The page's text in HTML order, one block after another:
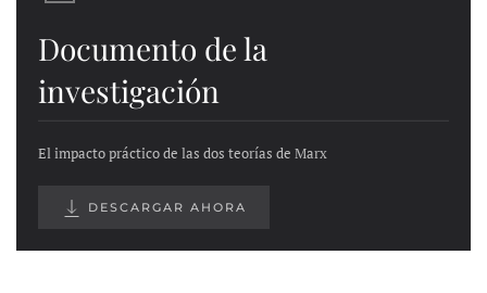
Documento de la
investigación
El impacto práctico de las dos teorías de Marx
DESCARGAR AHORA